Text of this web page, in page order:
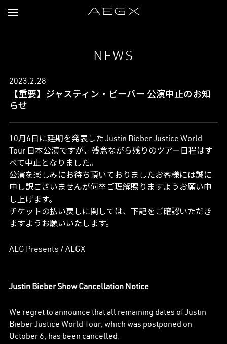
NEWS
2023.2.28
【重要】ジャスティン・ビーバー 公演中止のお知
らせ
10月6日に延期を発表した Justin Bieber Justice World
Tour 日本公演ですが、残念ながら残りのツアー日程はす
べて中止となりました。
公演を楽しみにお待ち頂いておりましたお客様には誠に
申し訳ございませんが何卒ご理解賜りますようお願い申
し上げます。
チケットの払い戻しに関しては、下記をご確認いただき
ますようお願いいたします。
AEG Presents / AEGX
Justin Bieber Show Cancellation Notice
We regret to announce that all remaining dates of Justin
Bieber Justice World Tour, which was postponed on
October 6, has been cancelled.